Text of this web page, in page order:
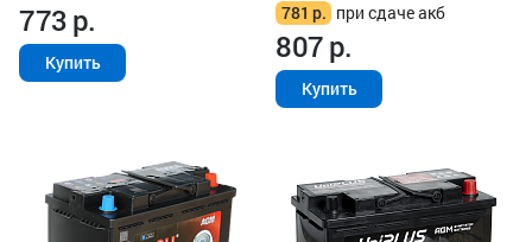
773р.
Купить
781 р. при сдаче акб
807р.
Купить